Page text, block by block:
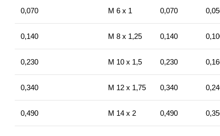
0,070 M 6 x 1 0,070
0,140 M 8 x 1,25 0,140
0,230 M 10 x 1,5 0,230
0,340 M 12 x 1,75 0,340
0,490 M 14 x 2 0,490